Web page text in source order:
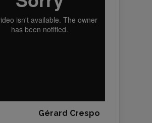
Gérard Crespo